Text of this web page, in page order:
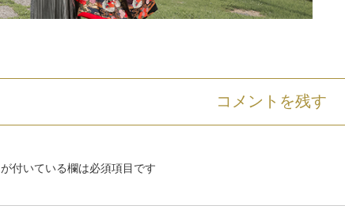
コメントを残す
が付いている欄は必須項目です